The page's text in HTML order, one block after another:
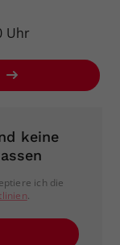
Uhr
keine
ich die
.